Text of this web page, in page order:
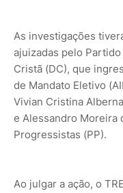
As investigações
ajuizadas pelo
Cristã (DC), que
de Mandato Eletivo
Vivian Cristina
e Alessandro Moreira
Progressistas (PP).
Ao julgar a ação, o